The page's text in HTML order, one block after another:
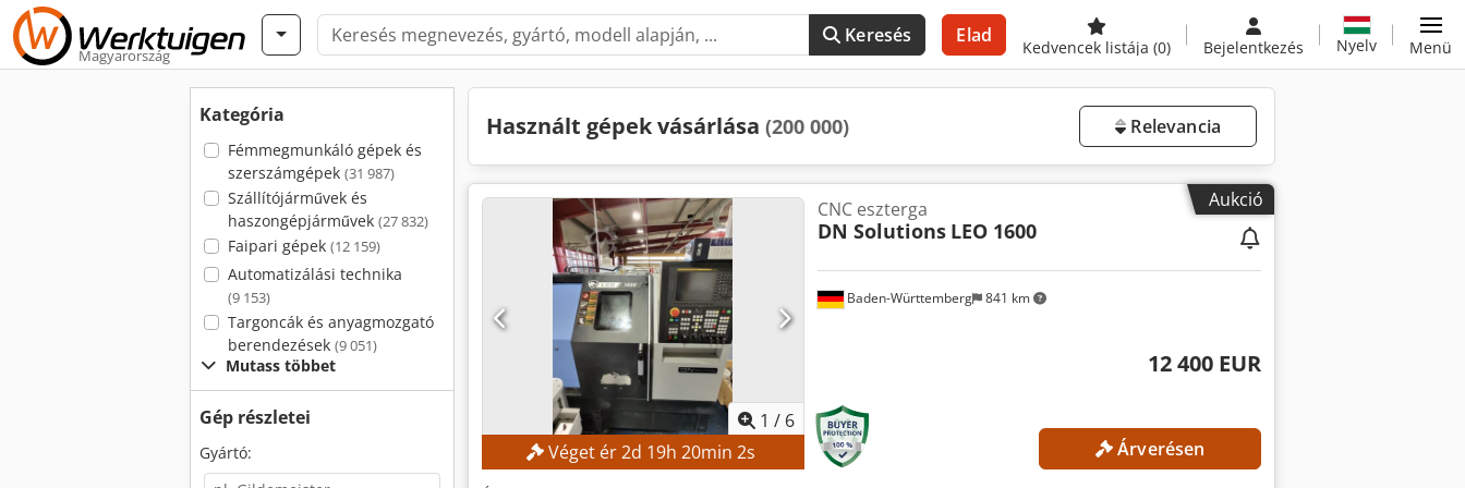
Magyarország
Keresés Elad
Kedvencek listája (0) Bejelentkezés Nyelv Menü
Kategória
Fémmegmunkáló gépek és
szerszámgépek (31 987)
Szállítójárművek és
haszongépjárművek (27 832)
Faipari gépek (12 159)
Automatizálási technika
(9 153)
Targoncák és anyagmozgató
berendezések (9 051)
Mutass többet
Gép részletei
Gyártó:
Használt gépek vásárlása (200 000) Relevancia
Aukció
1 / 6
Véget ér2d 19h 20min 1s
Baden-Württemberg 841 km
CNC eszterga
DN Solutions LEO 1600
12 400 EUR
Árverésen